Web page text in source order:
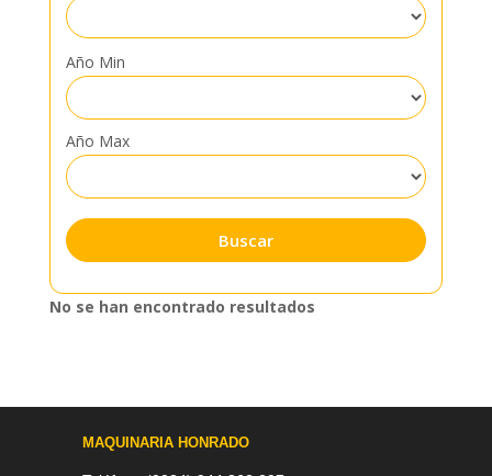
Año Min
Año Max
No se han encontrado resultados
MAQUINARIA HONRADO